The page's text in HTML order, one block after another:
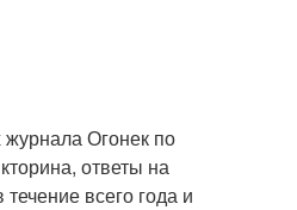
журнала Огонек по
ответы на
всего года и